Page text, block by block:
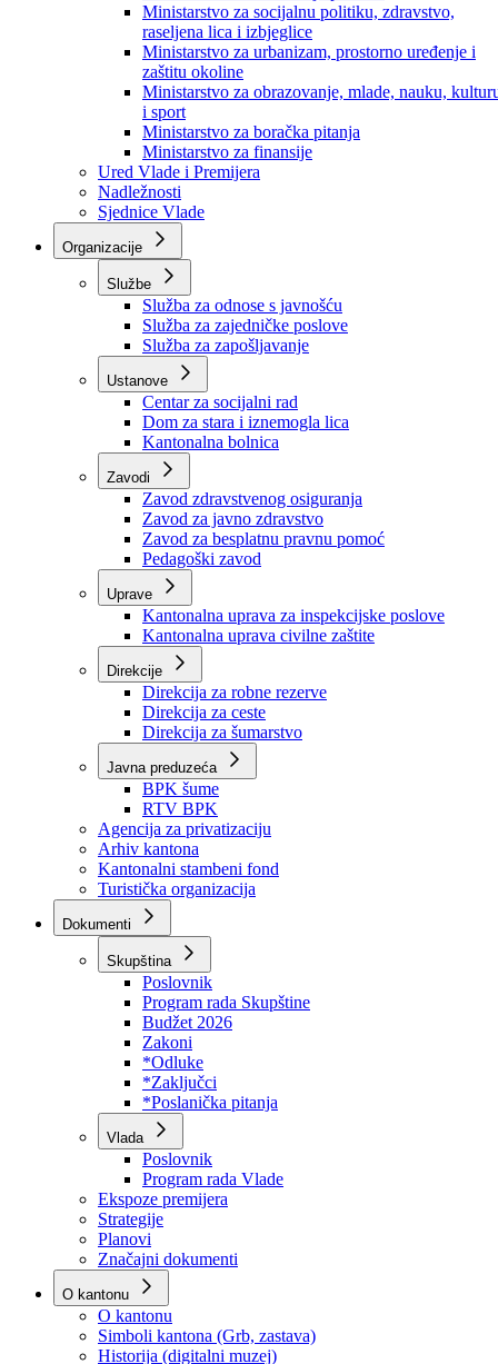
Ministarstvo za privredu
Ministarstvo za pravosuđe, upravu i radne odnose
Ministarstvo za unutrašnje poslove
Ministarstvo za socijalnu politiku, zdravstvo,
raseljena lica i izbjeglice
Ministarstvo za urbanizam, prostorno uređenje i
zaštitu okoline
Ministarstvo za obrazovanje, mlade, nauku,
i sport
Ministarstvo za boračka pitanja
Ministarstvo za finansije
Ured Vlade i Premijera
Nadležnosti
Sjednice Vlade
Organizacije
Službe
Služba za odnose s javnošću
Služba za zajedničke poslove
Služba za zapošljavanje
Ustanove
Centar za socijalni rad
Dom za stara i iznemogla lica
Kantonalna bolnica
Zavodi
Zavod zdravstvenog osiguranja
Zavod za javno zdravstvo
Zavod za besplatnu pravnu pomoć
Pedagoški zavod
Kantonalna uprava za inspekcijske poslove
Kantonalna uprava civilne zaštite
Direkcije
Direkcija za robne rezerve
Direkcija za ceste
Direkcija za šumarstvo
Javna preduzeća
BPK šume
RTV BPK
Agencija za privatizaciju
Arhiv kantona
Kantonalni stambeni fond
Turistička organizacija
Dokumenti
Skupština
Poslovnik
Program rada Skupštine
Budžet 2026
Zakoni
*Odluke
*Zaključci
*Poslanička pitanja
Vlada
Poslovnik
Program rada Vlade
Ekspoze premijera
Strategije
Planovi
Značajni dokumenti
O kantonu